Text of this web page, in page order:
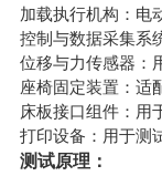
加载执行机构：电
控制与数据采集系
位移与力传感器：
座椅固定装置：适
床板接口组件：用
打印设备：用于测
测试原理：